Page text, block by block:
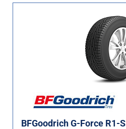
BFGoodrich G-Force R1-S